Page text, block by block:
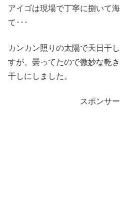
アイゴは現場で丁寧に捌いて
て･･･
カンカン照りの太陽で天日干
すが、曇ってたので微妙な乾
干しにしました。
スポンサ